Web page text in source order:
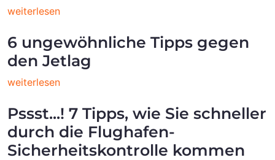
weiterlesen
6 ungewöhnliche Tipps gegen
den Jetlag
weiterlesen
Pssst...! 7 Tipps, wie Sie schneller
durch die Flughafen-
Sicherheitskontrolle kommen